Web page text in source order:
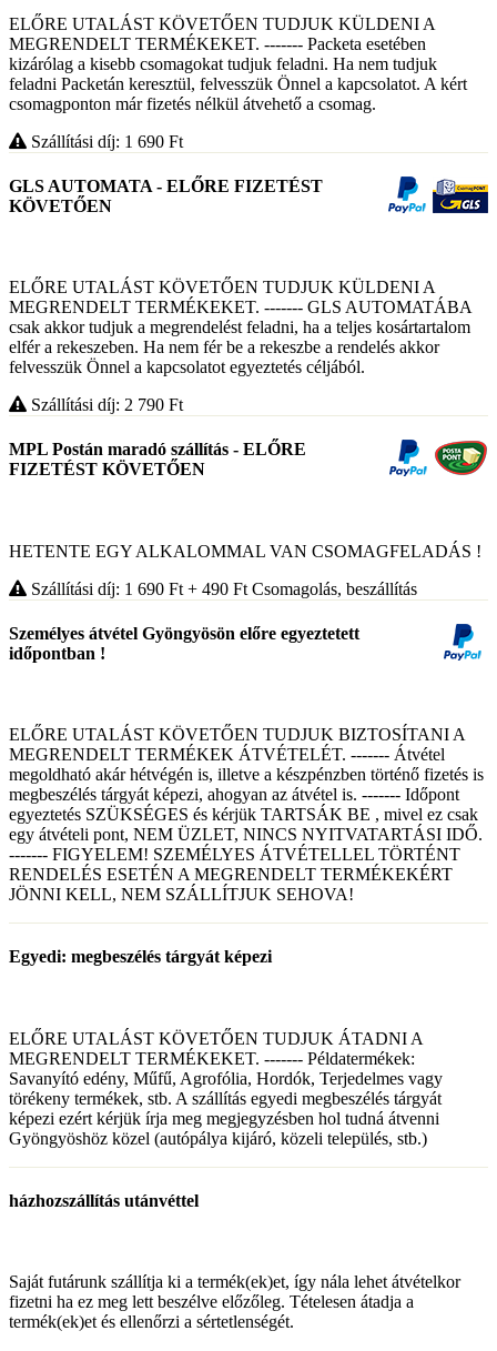
ELŐRE UTALÁST KÖVETŐEN TUDJUK KÜLDENI A
MEGRENDELT TERMÉKEKET. ------- Packeta esetében
kizárólag a kisebb csomagokat tudjuk feladni. Ha nem tudjuk
feladni Packetán keresztül, felvesszük Önnel a kapcsolatot. A kért
csomagponton már fizetés nélkül átvehető a csomag.
Szállítási díj: 1 690 Ft
GLS AUTOMATA - ELŐRE FIZETÉST
KÖVETŐEN
ELŐRE UTALÁST KÖVETŐEN TUDJUK KÜLDENI A
MEGRENDELT TERMÉKEKET. ------- GLS AUTOMATÁBA
csak akkor tudjuk a megrendelést feladni, ha a teljes kosártartalom
elfér a rekeszeben. Ha nem fér be a rekeszbe a rendelés akkor
felvesszük Önnel a kapcsolatot egyeztetés céljából.
Szállítási díj: 2 790 Ft
MPL Postán maradó szállítás - ELŐRE
FIZETÉST KÖVETŐEN
HETENTE EGY ALKALOMMAL VAN CSOMAGFELADÁS !
Szállítási díj: 1 690 Ft + 490 Ft Csomagolás, beszállítás
Személyes átvétel Gyöngyösön előre egyeztetett
időpontban !
ELŐRE UTALÁST KÖVETŐEN TUDJUK BIZTOSÍTANI A
MEGRENDELT TERMÉKEK ÁTVÉTELÉT. ------- Átvétel
megoldható akár hétvégén is, illetve a készpénzben történő fizetés is
megbeszélés tárgyát képezi, ahogyan az átvétel is. ------- Időpont
egyeztetés SZÜKSÉGES és kérjük TARTSÁK BE , mivel ez csak
egy átvételi pont, NEM ÜZLET, NINCS NYITVATARTÁSI IDŐ.
------- FIGYELEM! SZEMÉLYES ÁTVÉTELLEL TÖRTÉNT
RENDELÉS ESETÉN A MEGRENDELT TERMÉKEKÉRT
JÖNNI KELL, NEM SZÁLLÍTJUK SEHOVA!
Egyedi: megbeszélés tárgyát képezi
ELŐRE UTALÁST KÖVETŐEN TUDJUK ÁTADNI A
MEGRENDELT TERMÉKEKET. ------- Példatermékek:
Savanyító edény, Műfű, Agrofólia, Hordók, Terjedelmes vagy
törékeny termékek, stb. A szállítás egyedi megbeszélés tárgyát
képezi ezért kérjük írja meg megjegyzésben hol tudná átvenni
Gyöngyöshöz közel (autópálya kijáró, közeli település, stb.)
házhozszállítás utánvéttel
Saját futárunk szállítja ki a termék(ek)et, így nála lehet átvételkor
fizetni ha ez meg lett beszélve előzőleg. Tételesen átadja a
termék(ek)et és ellenőrzi a sértetlenségét.